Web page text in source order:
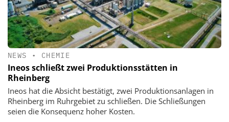
NEWS • CHEMIE
Ineos schließt zwei Produktionsstätten in
Rheinberg
Ineos hat die Absicht bestätigt, zwei Produktionsanlagen in
Rheinberg im Ruhrgebiet zu schließen. Die Schließungen
seien die Konsequenz hoher Kosten.